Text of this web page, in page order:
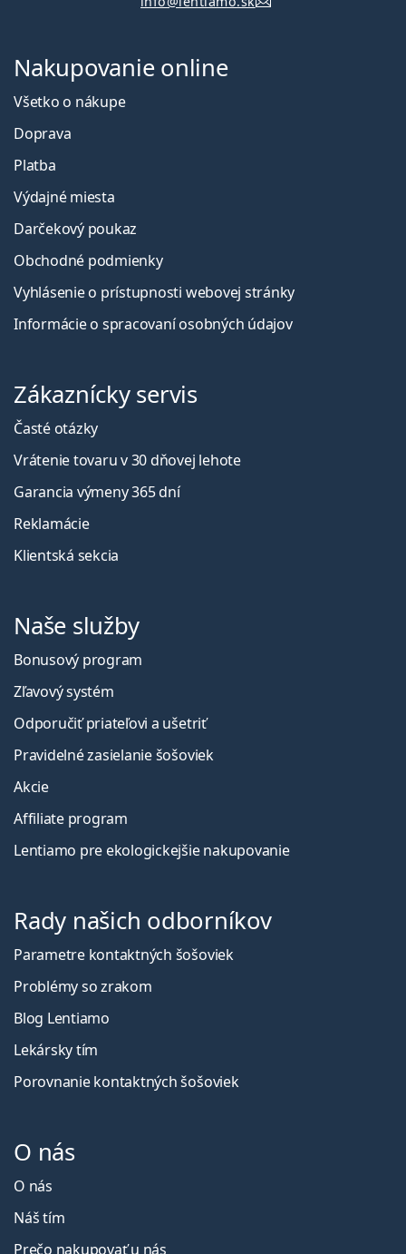
Nakupovanie online
Všetko o nákupe
Doprava
Platba
Výdajné miesta
Darčekový poukaz
Obchodné podmienky
Vyhlásenie o prístupnosti webovej stránky
Informácie o spracovaní osobných údajov
Zákaznícky servis
Časté otázky
Vrátenie tovaru v 30 dňovej lehote
Garancia výmeny 365 dní
Reklamácie
Klientská sekcia
Naše služby
Bonusový program
Zľavový systém
Odporučiť priateľovi a ušetriť
Pravidelné zasielanie šošoviek
Akcie
Affiliate program
Lentiamo pre ekologickejšie nakupovanie
Rady našich odborníkov
Parametre kontaktných šošoviek
Problémy so zrakom
Blog Lentiamo
Lekársky tím
Porovnanie kontaktných šošoviek
O nás
O nás
Náš tím
Prečo nakupovať u nás